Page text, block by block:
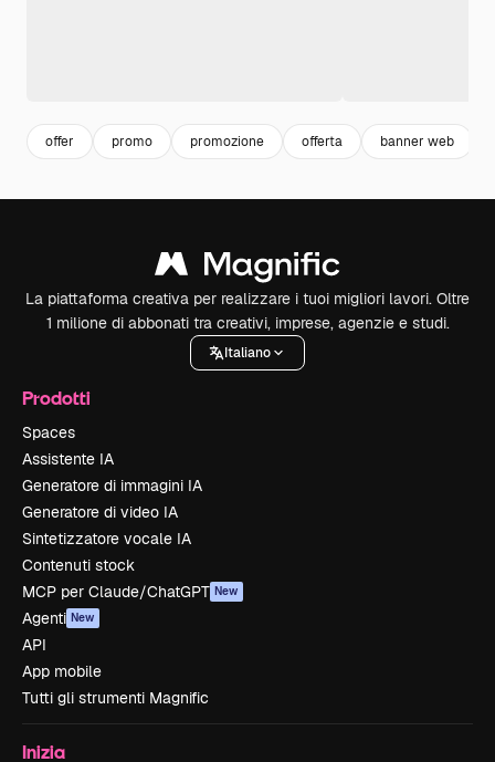
offer promo promozione offerta banner web
La piattaforma creativa per realizzare i tuoi migliori lavori. Oltre
1 milione di abbonati tra creativi, imprese, agenzie e studi.
Italiano
Prodotti
Spaces
Assistente IA
Generatore di immagini IA
Generatore di video IA
Sintetizzatore vocale IA
Contenuti stock
MCP per Claude/ChatGPT New
Agenti New
API
App mobile
Tutti gli strumenti Magnific
Inizia